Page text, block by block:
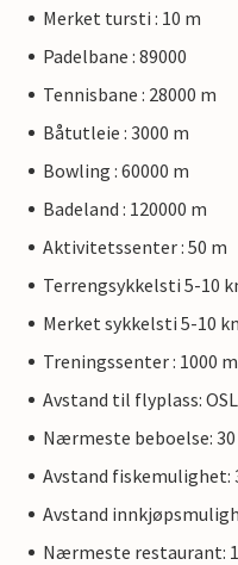
Merket tursti : 10 m
Padelbane : 89000
Tennisbane : 28000 m
Båtutleie : 3000 m
Bowling : 60000 m
Badeland : 120000 m
Aktivitetssenter : 50 m
Terrengsykkelsti 5-10
Merket sykkelsti 5-10
Treningssenter : 1000 m
Avstand til flyplass:
Nærmeste beboelse:
Avstand fiskemulighet:
Avstand
Nærmeste restaurant: